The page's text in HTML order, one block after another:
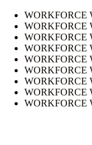
WORKFORCE
WORKFORCE
WORKFORCE
WORKFORCE
WORKFORCE
WORKFORCE
WORKFORCE
WORKFORCE
WORKFORCE